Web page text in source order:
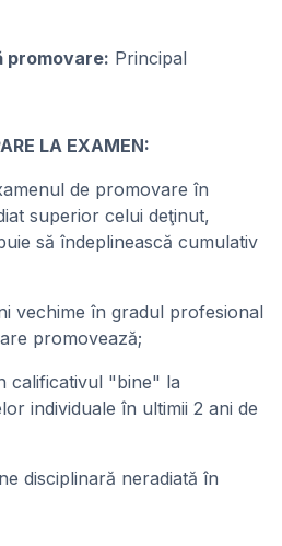
promovare: Principal
LA EXAMEN:
de promovare în
superior celui deţinut,
să îndeplinească cumulativ
vechime în gradul profesional
promovează;
calificativul "bine" la
individuale în ultimii 2 ani de
disciplinară neradiată în